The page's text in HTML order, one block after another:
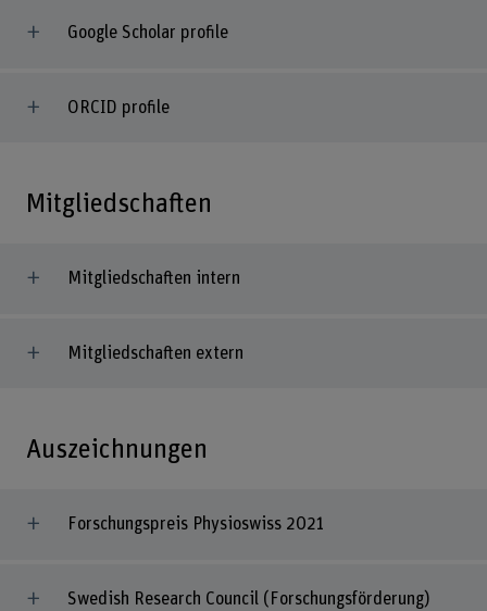
Google Scholar profile
ORCID profile
Mitgliedschaften
Mitgliedschaften intern
Mitgliedschaften extern
Auszeichnungen
Forschungspreis Physioswiss 2021
Swedish Research Council (Forschungsförderung)